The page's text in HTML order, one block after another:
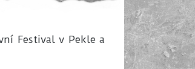
Festival v Pekle a